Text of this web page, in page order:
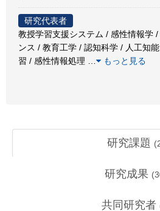
研究代表者
教授学習支援システム / 感性情報学
ンス / 教育工学 / 認知科学 / 人工知
習 / 感性情報処理
もっと見る
研究課題 (
研究成果 (
共同研究者